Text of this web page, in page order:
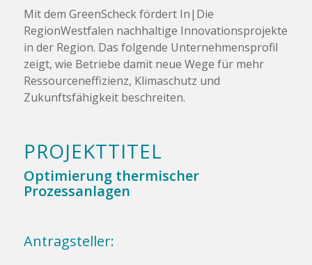
Mit dem GreenScheck fördert In|Die
RegionWestfalen nachhaltige Innovationsprojekte
in der Region. Das folgende Unternehmensprofil
zeigt, wie Betriebe damit neue Wege für mehr
Ressourceneffizienz, Klimaschutz und
Zukunftsfähigkeit beschreiten.
PROJEKTTITEL
Optimierung thermischer
Prozessanlagen
Antragsteller: